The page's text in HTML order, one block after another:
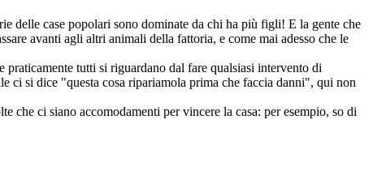
delle case popolari sono dominate da chi ha più figli! E la gente che
avanti agli altri animali della fattoria, e come mai adesso che le
tutti si riguardano dal fare qualsiasi intervento di
ci si dice "questa cosa ripariamola prima che faccia danni", qui non
che ci siano accomodamenti per vincere la casa: per esempio, so di